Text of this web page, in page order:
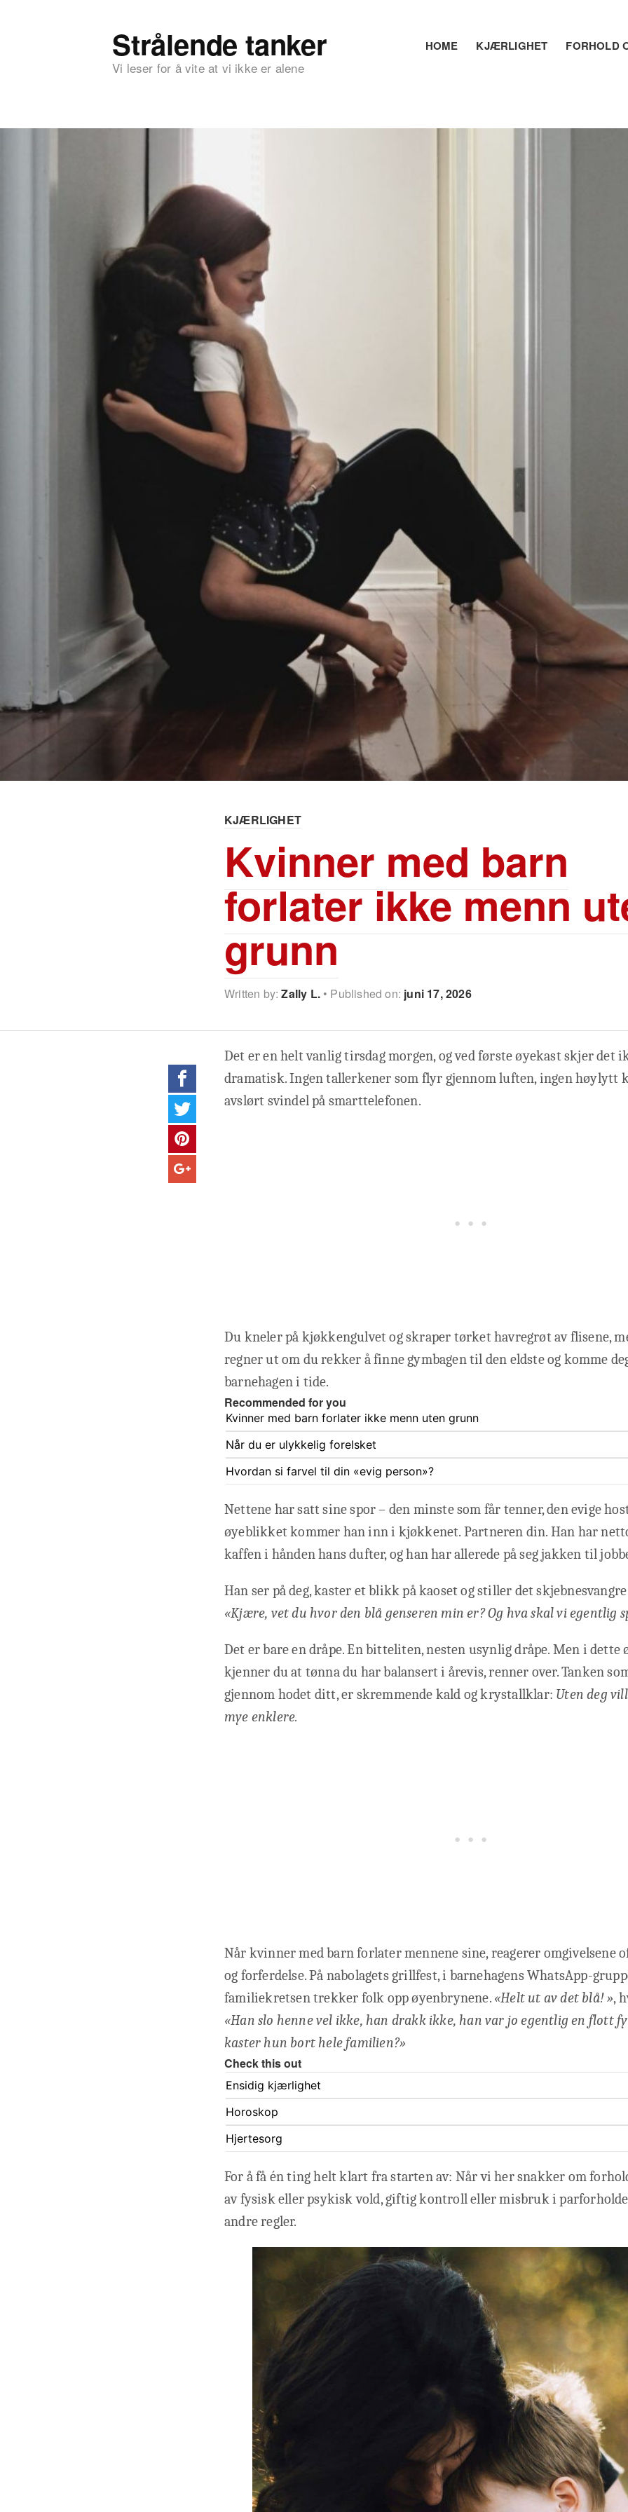
Strålende tanker
Vi leser for å vite at vi ikke er alene
HOME KJÆRLIGHET FORHOLD
KJÆRLIGHET
Kvinner med barn
forlater ikke menn
grunn
Written by:Zally L. Published on: juni 17, 2026
Det er en helt vanlig tirsdag morgen, og ved første øyekast skjer det
dramatisk. Ingen tallerkener som flyr gjennom luften, ingen høylytt
avslørt svindel på smarttelefonen.
Du kneler på kjøkkengulvet og skraper tørket havregrøt av flisene,
regner ut om du rekker å finne gymbagen til den eldste og komme
barnehagen i tide.
Recommended for you
Kvinner med barn forlater ikke menn uten grunn
Når du er ulykkelig forelsket
Hvordan si farvel til din «evig person»?
Nettene har satt sine spor – den minste som får tenner, den evige
øyeblikket kommer han inn i kjøkkenet. Partneren din. Han har
kaffen i hånden hans dufter, og han har allerede på seg jakken til
Han ser på deg, kaster et blikk på kaoset og stiller det
«Kjære, vet du hvor den blå genseren min er?Og hva skal vi egentlig
Det er bare en dråpe. En bitteliten, nesten usynlig dråpe. Men i
kjenner du at tønna du har balansert i årevis, renner over. Tanken
gjennom hodet ditt, er skremmende kald og krystallklar: Uten deg
mye enklere.
Når kvinner med barn forlater mennene sine, reagerer omgivelsene
og forferdelse. På nabolagets grillfest, i barnehagens WhatsApp-
familiekretsen trekker folk opp øyenbrynene. «Helt ut av det blå!»,
«Han slo henne vel ikke, han drakk ikke, han var jo egentlig en flott
kaster hun bort hele familien?»
Check this out
Ensidig kjærlighet
Horoskop
Hjertesorg
For å få én ting helt klart fra starten av: Når vi her snakker om
av fysisk eller psykisk vold, giftig kontroll eller misbruk i
andre regler.